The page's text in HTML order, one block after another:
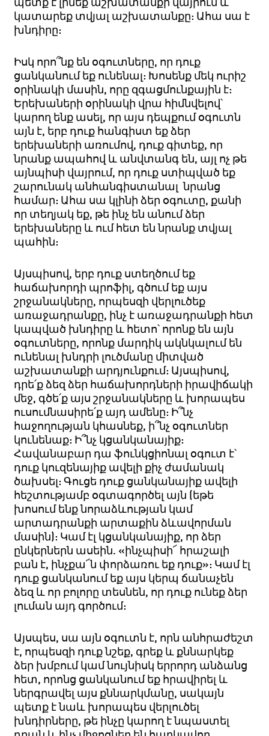
կատարեք տվյալ աշխատանքը: Ահա սա է
խնդիրը:
Իսկ որո՞նք են օգուտները, որ դուք
ցանկանում եք ունենալ: Խոսենք մեկ ուրիշ
օրինակի մասին, որը զգացմունքային է:
Երեխաների օրինակի վրա հիմնվելով՝
կարող ենք ասել, որ այս դեպքում օգուտն
այն է, երբ դուք հանգիստ եք ձեր
երեխաների առումով, դուք գիտեք, որ
նրանք ապահով և անվտանգ են, այլ ոչ թե
այնպիսի վայրում, որ դուք ստիպված եք
շարունակ անհանգիստանալ նրանց
համար: Ահա սա կլինի ձեր օգուտը, քանի
որ տեղյակ եք, թե ինչ են անում ձեր
երեխաները և ում հետ են նրանք տվյալ
պահին:
Այսպիսով, երբ դուք ստեղծում եք
հաճախորդի պրոֆիլ, գծում եք այս
շրջանակները, որպեսզի վերլուծեք
առաջադրանքը, ինչ է առաջադրանքի հետ
կապված խնդիրը և հետո՝ որոնք են այն
օգուտները, որոնք մարդիկ ակնկալում են
ունենալ խնդրի լուծմանը միտված
աշխատանքի արդյունքում: Այսպիսով,
դրե՛ք ձեզ ձեր հաճախորդների իրավիճակի
մեջ, գծե՛ք այս շրջանակները և խորապես
ուսումնասիրե՛ք այդ ամենը: Ի՞նչ
հաջողության կհասնեք, ի՞նչ օգուտներ
կունենաք: Ի՞նչ կցանկանայիք:
Հավանաբար դա ֆունկցիոնալ օգուտ է՝
դուք կուզենայիք ավելի քիչ ժամանակ
ծախսել: Գուցե դուք ցանկանայիք ավելի
հեշտությամբ օգտագործել այն (եթե
խոսում ենք նորաձևության կամ
արտադրանքի արտաքին ձևավորման
մասին): Կամ էլ կցանկանայիք, որ ձեր
ընկերներն ասեին. «ինչպիսի՜ հրաշալի
բան է, ինչքա՜ն փորձառու եք դուք»: Կամ էլ
դուք ցանկանում եք այս կերպ ճանաչեն
ձեզ և որ բոլորը տեսնեն, որ դուք ունեք ձեր
լուման այդ գործում:
Այսպես, սա այն օգուտն է, որն անհրաժեշտ
է, որպեսզի դուք նշեք, գրեք և քննարկեք
ձեր խմբում կամ նույնիսկ երրորդ անձանց
հետ, որոնց ցանկանում եք հրավիրել և
ներգրավել այս քննարկմանը, սակայն
պետք է նաև խորապես վերլուծել
խնդիրները, թե ինչը կարող է նպաստել